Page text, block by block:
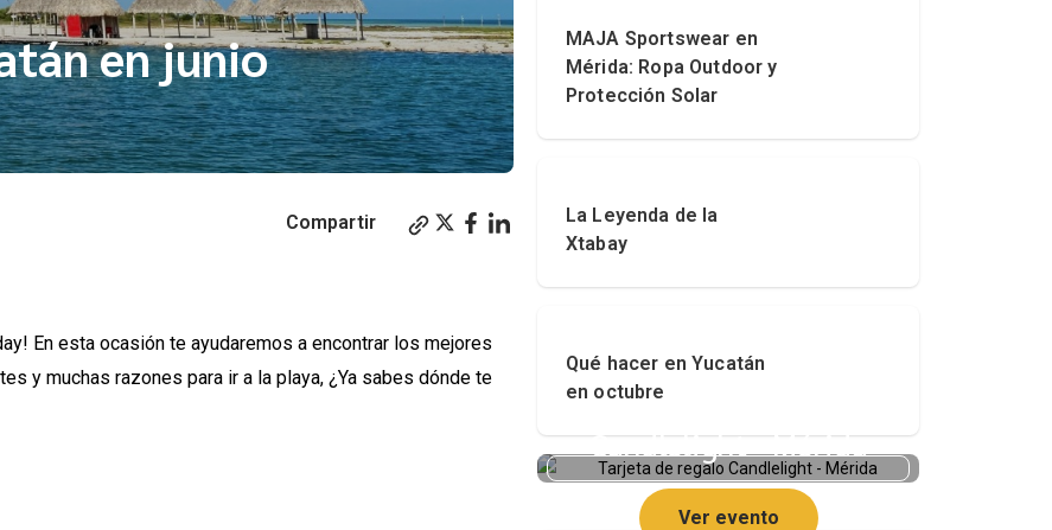
en junio
Compartir
En esta ocasión te ayudaremos a encontrar los mejores
y muchas razones para ir a la playa, ¿Ya sabes dónde te
MAJA Sportswear en
Mérida: Ropa Outdoor y
Protección Solar
La Leyenda de la
Xtabay
Qué hacer en Yucatán
en octubre
Tarjeta de regalo
Candlelight - Mérida
Ver evento